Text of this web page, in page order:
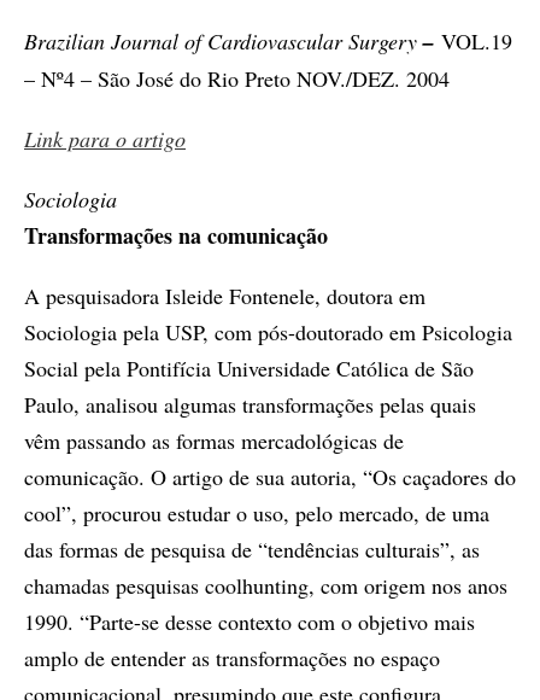
Brazilian Journal of Cardiovascular Surgery– VOL.19
– Nº4 – São José do Rio Preto NOV./DEZ. 2004
Link para o artigo
Sociologia
Transformações na comunicação
A pesquisadora Isleide Fontenele, doutora em
Sociologia pela USP, com pós-doutorado em Psicologia
Social pela Pontifícia Universidade Católica de São
Paulo, analisou algumas transformações pelas quais
vêm passando as formas mercadológicas de
comunicação. O artigo de sua autoria, “Os caçadores do
cool”, procurou estudar o uso, pelo mercado, de uma
das formas de pesquisa de “tendências culturais”, as
chamadas pesquisas coolhunting, com origem nos anos
1990. “Parte-se desse contexto com o objetivo mais
amplo de entender as transformações no espaço
comunicacional, presumindo que este configura